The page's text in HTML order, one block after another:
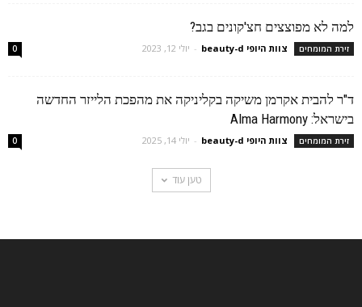
למה לא מפוצצים חצ'קונים בגב?
זירת המומחים צוות היופי beauty-d - יולי 12, 2023 0
ד"ר להבית אקרמן משיקה בקליניקה את מהפכת הלייזר החדשה
בישראל: Alma Harmony
זירת המומחים צוות היופי beauty-d - יולי 14, 2025 0
טען עוד